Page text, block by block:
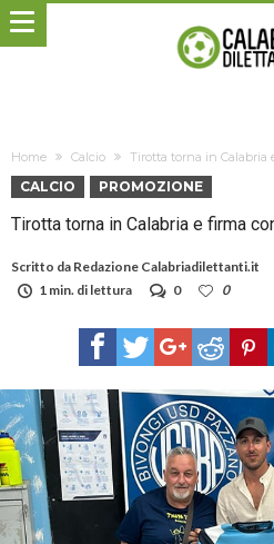
Home Calcio Tirotta torna in
CALCIO PROMOZIONE
Tirotta torna in Calabria e firma
Scritto da Redazione Calabriadilettanti.it
1 min. di lettura
0 0